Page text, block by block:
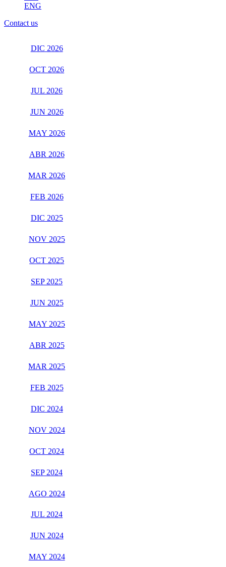
ENG
Contact us
DIC 2026
OCT 2026
JUL 2026
JUN 2026
MAY 2026
ABR 2026
MAR 2026
FEB 2026
DIC 2025
NOV 2025
OCT 2025
SEP 2025
JUN 2025
MAY 2025
ABR 2025
MAR 2025
FEB 2025
DIC 2024
NOV 2024
OCT 2024
SEP 2024
AGO 2024
JUL 2024
JUN 2024
MAY 2024